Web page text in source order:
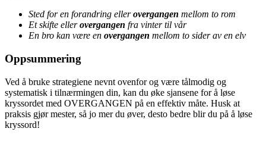
Sted for en forandring ellerovergangen mellom to rom
Et skifte ellerovergangen fra vinter til vår
En bro kan være en overgangen mellom to sider av en elv
Oppsummering
Ved å bruke strategiene nevnt ovenfor og være tålmodig og
systematisk i tilnærmingen din, kan du øke sjansene for å løse
kryssordet med OVERGANGEN på en effektiv måte. Husk at
praksis gjør mester, så jo mer du øver, desto bedre blir du på å løse
kryssord!